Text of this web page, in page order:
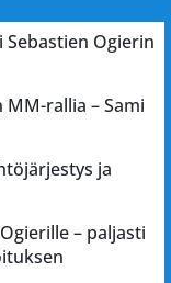
Ogierin
rallia – Sami
ja
– paljasti